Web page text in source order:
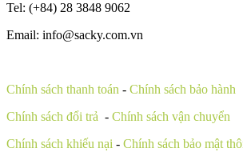
Tel: (+84) 28 3848 9062
Email: info@sacky.com.vn
Chính sách thanh toán - Chính sách bảo hành
Chính sách đổi trả - Chính sách vận chuyển
Chính sách khiếu nại - Chính sách bảo mật